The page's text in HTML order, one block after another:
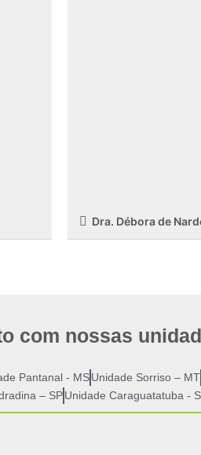
Dra. Débora de
com nossas
Pantanal - MS Unidade Sorriso – MT
– SPUnidade Caraguatatuba -